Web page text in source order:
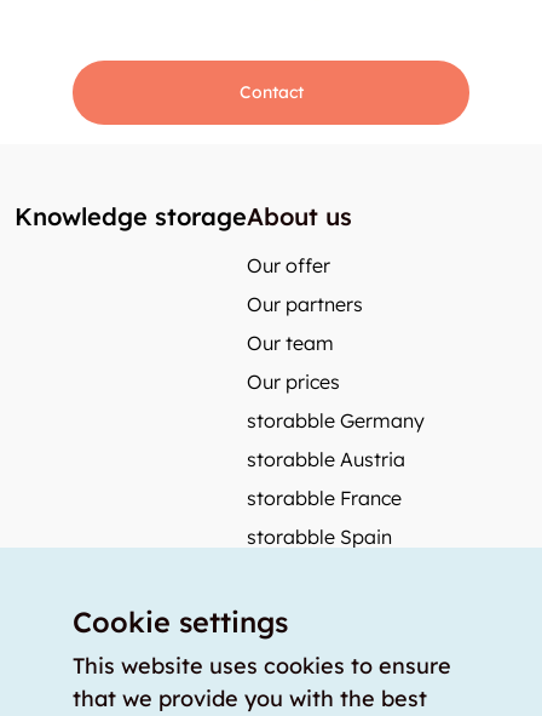
Contact
Knowledge storageAbout us
Our offer
Our partners
Our team
Our prices
storabble Germany
storabble Austria
storabble France
storabble Spain
Press coverage
How to calculate the size of a storage room?
Cookie settings
This website uses cookies to ensure
that we provide you with the best